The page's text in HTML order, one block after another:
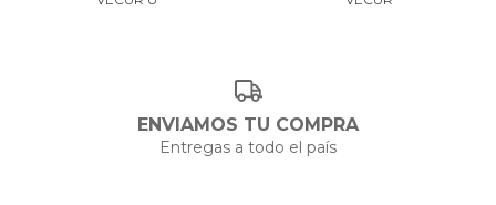
ENVIAMOS TU COMPRA
Entregas a todo el país